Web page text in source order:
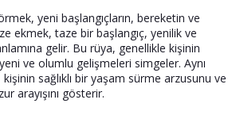
yeni başlangıçların, bereketin ve
ekmek, taze bir başlangıç, yenilik ve
gelir. Bu rüya, genellikle kişinin
ve olumlu gelişmeleri simgeler. Aynı
sağlıklı bir yaşam sürme arzusunu ve
arayışını gösterir.